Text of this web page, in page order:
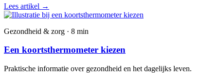
Lees artikel →
Gezondheid & zorg · 8 min
Een koortsthermometer kiezen
Praktische informatie over gezondheid en het dagelijks leven.